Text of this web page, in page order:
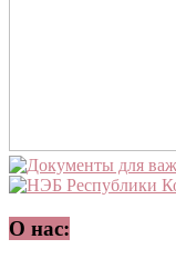
О нас: